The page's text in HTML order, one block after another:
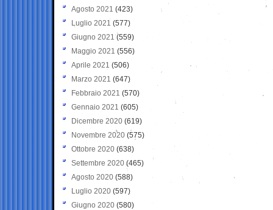
Agosto 2021 (423)
Luglio 2021 (577)
Giugno 2021(559)
Maggio 2021 (556)
Aprile 2021 (506)
Marzo 2021 (647)
Febbraio 2021 (570)
Gennaio 2021 (605)
Dicembre 2020 (619)
Novembre 2020 (575)
Ottobre 2020 (638)
Settembre 2020(465)
Agosto 2020 (588)
Luglio 2020 (597)
Giugno 2020 (580)